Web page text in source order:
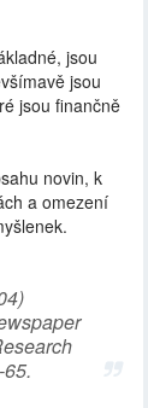
jsou
jsou
jsou finančně
novin, k
a omezení